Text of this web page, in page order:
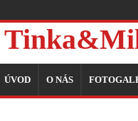
ÚVOD O NÁS